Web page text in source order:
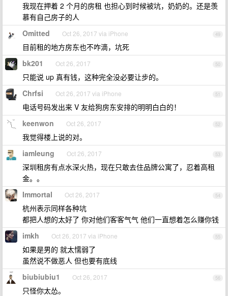
我现在押着 2 个月的房租 也担心到时候被坑，奶奶的。还是羡
慕有自己房子的人
49
Omitted Oct 26, 2017 via iPhone
目前租的地方房东也不咋滴，坑死
50
bk201 Oct 26, 2017
只能说 up 真有钱，这种完全没必要让步的。
51
Chrfsi Oct 26, 2017 via iPhone
电话号码发出来 V 友给狗房东安排的明明白白的！
52
keenwon Oct 26, 2017
我觉得楼上说的对。
53
iamleung Oct 26, 2017
深圳租房有点水深火热，现在只敢去住品牌公寓了，忍着高租
金。。
54
Immortal Oct 26, 2017
杭州表示同样各种坑
都把人想的太好了 你对他们客客气气 他们一直想着怎么赚你钱
55
imkh Oct 26, 2017 via iPhone
如果是男的 就太懦弱了
虽然说不做恶人 但也要有底线
56
biubiubiu1 Oct 26, 2017
只怪你太怂。